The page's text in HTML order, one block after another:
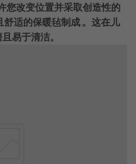
您改变位置并采取创造性的
适的保暖毡制成.。这在儿
易于清洁。